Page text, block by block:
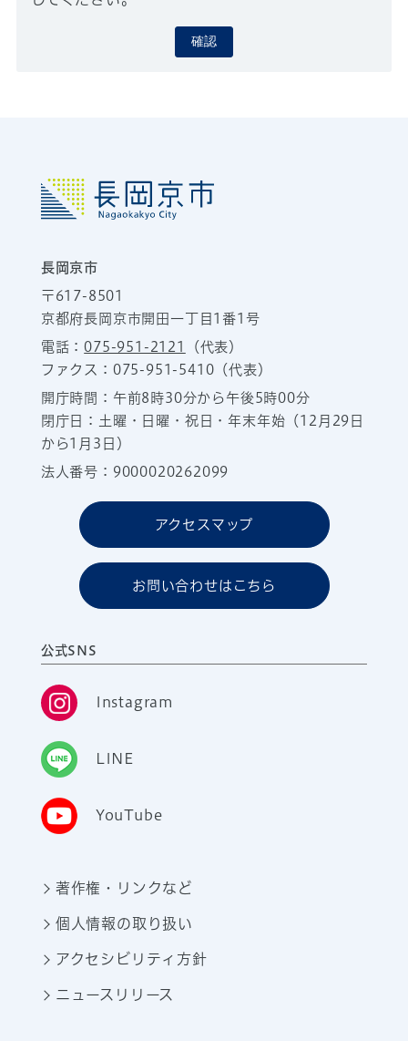
確認
長岡京市
〒617-8501
京都府長岡京市開田一丁目1番1号
電話：075-951-2121
（代表）
ファクス：075-951-5410（代表）
開庁時間：午前8時30分から午後5時00分
閉庁日：土曜・日曜・祝日・年末年始（12月29日
から1月3日）
法人番号：9000020262099
アクセスマップ
お問い合わせはこちら
公式SNS
Instagram
LINE
YouTube
著作権・リンクなど
個人情報の取り扱い
アクセシビリティ方針
ニュースリリース